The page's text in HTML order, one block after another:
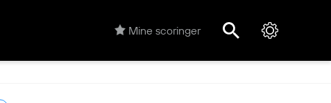
Mine scoringer